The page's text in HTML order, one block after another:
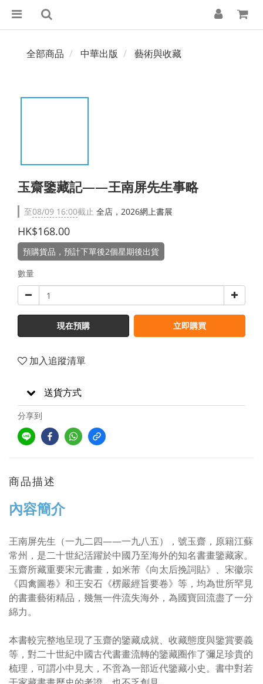
全部商品 中華出版 藝術與收藏
玉齋鑒藏記――王南屏先生事略
至08/09 16:00截止 全店，2026網上書展
HK$168.00
預購貨品，預計下單後2個星期後出貨
數量
現在預購 立即購買
加入追蹤清單
送貨方式
分享到
商品描述
內容簡介
王南屏先生（一九二四——一九八五），號玉齋，原籍江蘇
常州，是二十世紀活躍於中國乃至海外的知名書畫鑒藏家。
玉齋所藏重要宋元書畫，如米芾《向太后挽詞貼》、宋徽宗
《四禽圖卷》和王安石《楞嚴經旨要卷》等，均為世所罕見
的書畫藝術精品，幾無一件流失海外，為國寶回流盡了一分
綿力。
本書較完整地呈現了玉齋的鑒藏成就、收藏態度與鑒賞要義
等，對二十世紀中國古代書畫流轉的鑒藏圈作了彌足珍貴的
梳理，可謂小中見大，不啻為一部近代鑒藏小史。書中對若